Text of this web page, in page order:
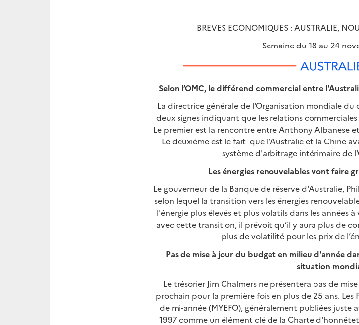
BREVES ECONOMIQUES : AUSTRALIE,
Semaine du 18 au 24
Selon l’OMC, le différend commercial entre
La directrice générale de l'Organisation mondiale
deux signes indiquant que les relations
Le premier est la rencontre entre Anthony Albanese
Le deuxième est le fait que l'Australie et la Chine
système d'arbitrage intérimaire de
Les énergies renouvelables vont faire
Le gouverneur de la Banque de réserve d'Australie,
selon lequel la transition vers les énergies
l'énergie plus élevés et plus volatils dans les années à
avec cette transition, il prévoit qu’il y aura plus de
plus de volatilité pour les prix de
Pas de mise à jour du budget en milieu d'année
situation
Le trésorier Jim Chalmers ne présentera pas de
prochain pour la première fois en plus de 25 ans.
de mi-année (MYEFO), généralement publiées
1997 comme un élément clé de la Charte